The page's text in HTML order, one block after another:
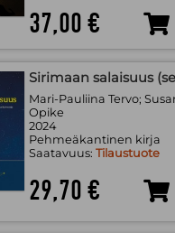
37,00 €
Sirimaan salaisuus
Mari-Pauliina Tervo;
Opike
2024
Pehmeäkantinen kirja
Saatavuus: Tilaustuote
29,70 €